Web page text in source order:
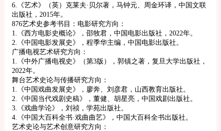
6.《艺术》（英）克莱夫·贝尔著，马钟元、周金环译，中国文联
出版社，2015年。
876艺术史参考书目：电影研究方向：
1.《西方电影史概论》，邵牧君，中国电影出版社，2022年。
2.《中国电影发展史》，程季华主编，中国电影出版社。
广播电视艺术研究方向：
1.《中外广播电视史》（第3版），郭镇之著，复旦大学出版社，
2022年。
舞台艺术史论与传播研究方向：
1.《中国戏曲发展史》，廖奔、刘彦君，山西教育出版社。
2.《中国当代戏剧史稿》，董健、胡星亮，中国戏剧出版社。
3.《戏曲学论》，刘祯，学苑出版社。
4.《中国大百科全书·戏曲曲艺》，中国大百科全书出版社。
艺术史论与艺术创意研究方向：